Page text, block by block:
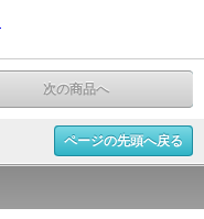
次の商品へ
ページの先頭へ戻る